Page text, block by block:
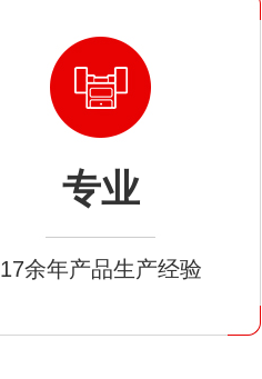
专业
17余年产品生产经验